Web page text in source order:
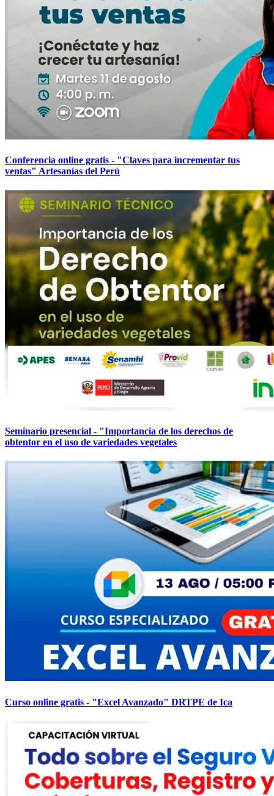
Conferencia online gratis - "Claves para incrementar tus
ventas" Artesanías del Perú
Seminario presencial - "Importancia de los derechos de
obtentor en el uso de variedades vegetales
Curso online gratis - "Excel Avanzado" DRTPE de Ica